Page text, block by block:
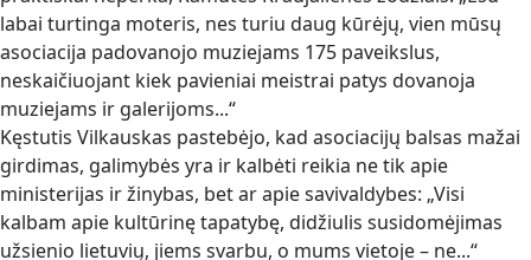
labai turtinga moteris, nes turiu daug kūrėjų, vien mūsų
asociacija padovanojo muziejams 175 paveikslus,
neskaičiuojant kiek pavieniai meistrai patys dovanoja
muziejams ir galerijoms...“
Kęstutis Vilkauskas pastebėjo, kad asociacijų balsas mažai
girdimas, galimybės yra ir kalbėti reikia ne tik apie
ministerijas ir žinybas, bet ar apie savivaldybes: „Visi
kalbam apie kultūrinę tapatybę, didžiulis susidomėjimas
užsienio lietuvių, jiems svarbu, o mums vietoje – ne...“